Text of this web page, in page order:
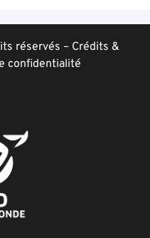
réservés – Crédits &
confidentialité